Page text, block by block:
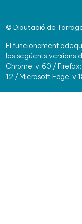
© Diputació de
El funcionament
les següents versions
Chrome: v. 60 /
12 / Microsoft Edge: